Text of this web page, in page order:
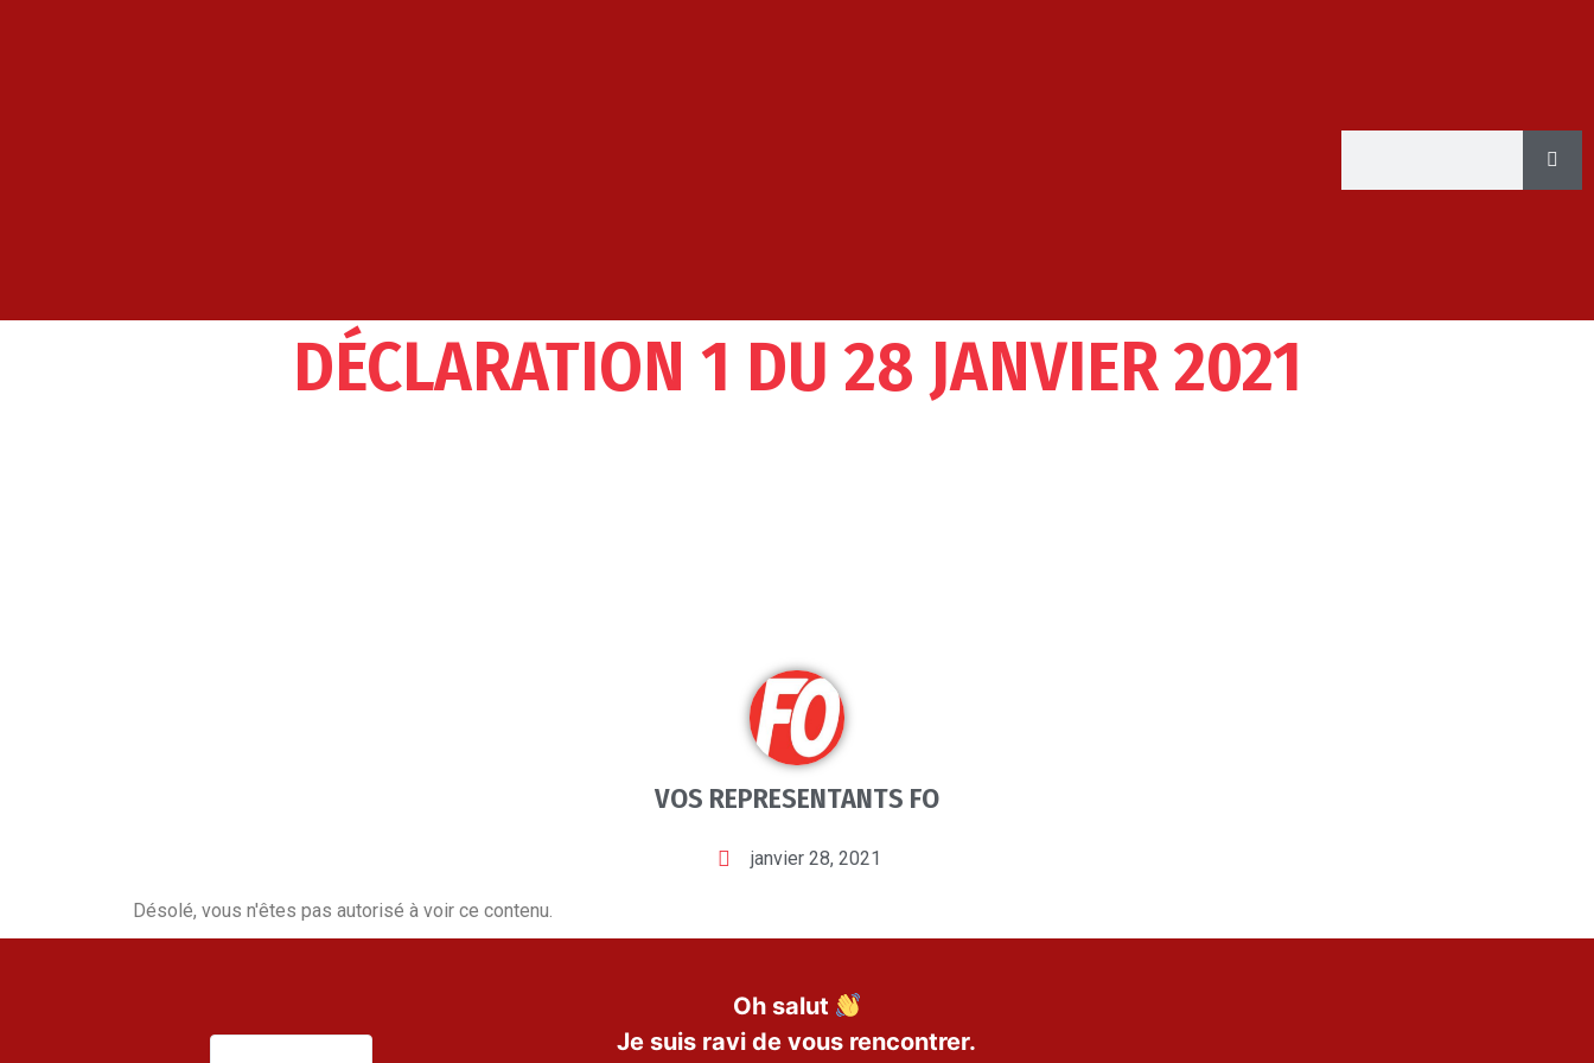
DÉCLARATION 1 DU 28 JANVIER 2021
VOS REPRESENTANTS FO
janvier 28, 2021
Désolé, vous n'êtes pas autorisé à voir ce contenu.
Oh salut
Je suis ravi de vous rencontrer.